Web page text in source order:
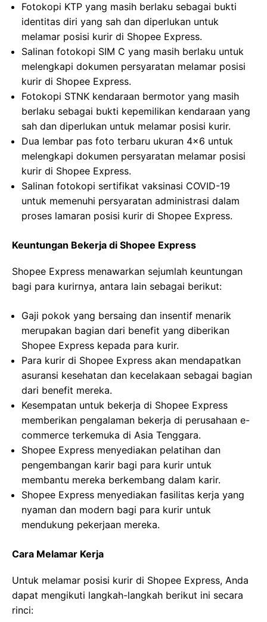
Fotokopi KTP yang masih berlaku sebagai bukti
identitas diri yang sah dan diperlukan untuk
melamar posisi kurir di Shopee Express.
Salinan fotokopi SIM C yang masih berlaku untuk
melengkapi dokumen persyaratan melamar posisi
kurir di Shopee Express.
Fotokopi STNK kendaraan bermotor yang masih
berlaku sebagai bukti kepemilikan kendaraan yang
sah dan diperlukan untuk melamar posisi kurir.
Dua lembar pas foto terbaru ukuran 4×6 untuk
melengkapi dokumen persyaratan melamar posisi
kurir di Shopee Express.
Salinan fotokopi sertifikat vaksinasi COVID-19
untuk memenuhi persyaratan administrasi dalam
proses lamaran posisi kurir di Shopee Express.
Keuntungan Bekerja di Shopee Express
Shopee Express menawarkan sejumlah keuntungan
bagi para kurirnya, antara lain sebagai berikut:
Gaji pokok yang bersaing dan insentif menarik
merupakan bagian dari benefit yang diberikan
Shopee Express kepada para kurir.
Para kurir di Shopee Express akan mendapatkan
asuransi kesehatan dan kecelakaan sebagai bagian
dari benefit mereka.
Kesempatan untuk bekerja di Shopee Express
memberikan pengalaman bekerja di perusahaan e-
commerce terkemuka di Asia Tenggara.
Shopee Express menyediakan pelatihan dan
pengembangan karir bagi para kurir untuk
membantu mereka berkembang dalam karir.
Shopee Express menyediakan fasilitas kerja yang
nyaman dan modern bagi para kurir untuk
mendukung pekerjaan mereka.
Cara Melamar Kerja
Untuk melamar posisi kurir di Shopee Express, Anda
dapat mengikuti langkah-langkah berikut ini secara
rinci: